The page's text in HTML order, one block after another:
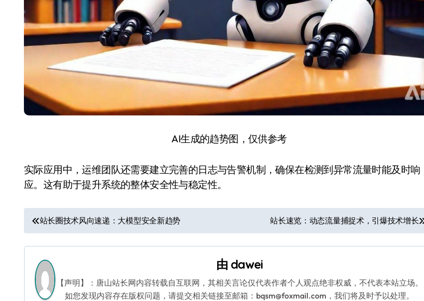
AI生成的趋势图，仅供参考
实际应用中，运维团队还需要建立完善的日志与告警机制，确保在检测到异常流量时能及时响
应。这有助于提升系统的整体安全性与稳定性。
文
章
导
航
站长圈技术风向速递：大模型安全新趋势 站长速览：动态流量捕捉术，引爆技术增长
由 dawei
【声明】：唐山站长网内容转载自互联网，其相关言论仅代表作者个人观点绝非权威，不代表本站立场。
如您发现内容存在版权问题，请提交相关链接至邮箱：bqsm@foxmail.com，我们将及时予以处理。